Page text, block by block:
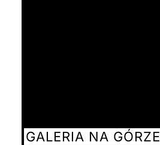
GALERIA NA GÓRZE